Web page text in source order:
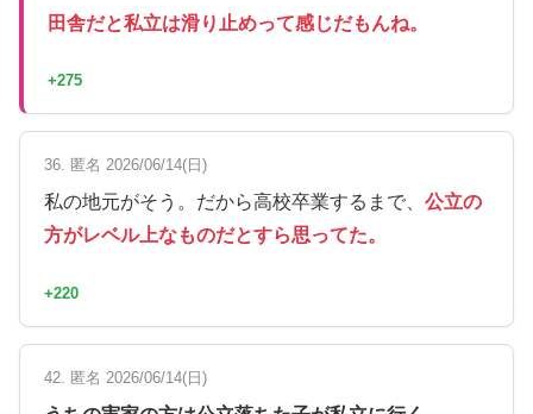
田舎だと私立は滑り止めって感じだもんね。
+275
36. 匿名 2026/06/14(日)
私の地元がそう。だから高校卒業するまで、 公立の
方がレベル上なものだとすら思ってた。
+220
42. 匿名 2026/06/14(日)